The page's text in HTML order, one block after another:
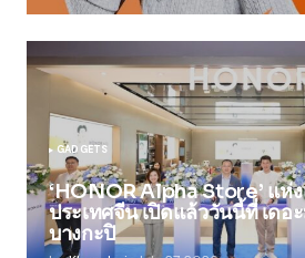
GADGETS
‘HONOR Alpha Store’ แห่
ประเทศจีน เปิดแล้ววันนี้ที่ เดอ
บางกะปิ